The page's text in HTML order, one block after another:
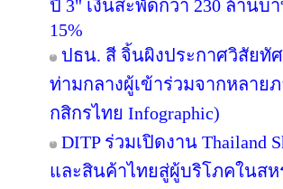
ปี 3" เงินสะพัดกว่า 230 ล้านบ
15%
ปธน. สี จิ้นผิงประกาศวิสัยทัศ
ท่ามกลางผู้เข้าร่วมจากหลาย
กสิกรไทย Infographic)
DITP ร่วมเปิดงาน Thailand
และสินค้าไทยสู่ผู้บริโภคในส